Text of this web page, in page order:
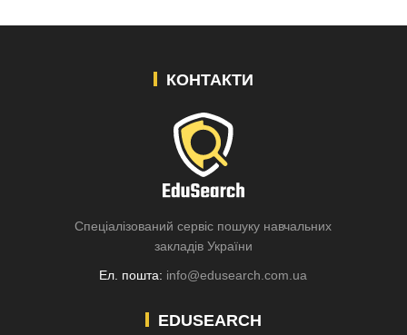
КОНТАКТИ
Спеціалізований сервіс пошуку навчальних
закладів України
Ел. пошта: info@edusearch.com.ua
EDUSEARCH